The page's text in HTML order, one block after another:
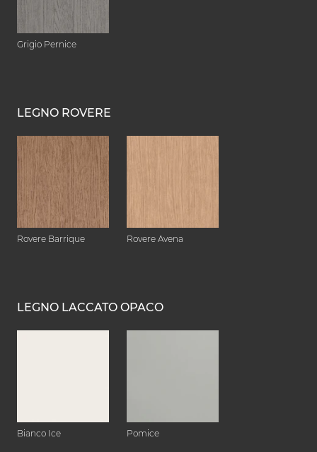
Grigio Pernice
LEGNO ROVERE
Rovere Barrique Rovere Avena
LEGNO LACCATO OPACO
Bianco Ice Pomice